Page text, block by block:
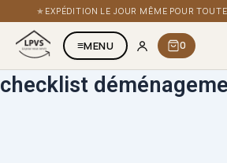
au
contenu
EXPÉDITION LE JOUR MÊME POUR TOUTE
≡MENU 0
checklist